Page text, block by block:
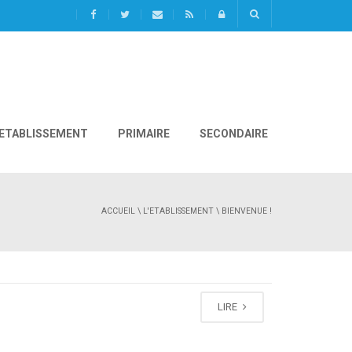
PRIMAIRE SECONDAIRE
ACCUEIL \ L'ETABLISSEMENT \ BIENVENUE !
LIRE